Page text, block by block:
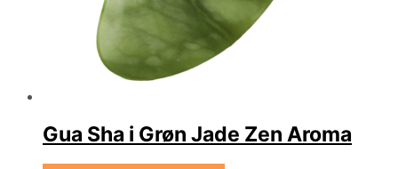
Gua Sha i Grøn Jade Zen Aroma